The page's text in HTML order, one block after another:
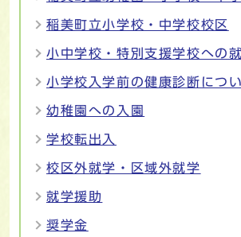
稲美町立小学校・中学校校区
小中学校・特別支援学校への
小学校入学前の健康診断につ
幼稚園への入園
学校転出入
校区外就学・区域外就学
就学援助
奨学金